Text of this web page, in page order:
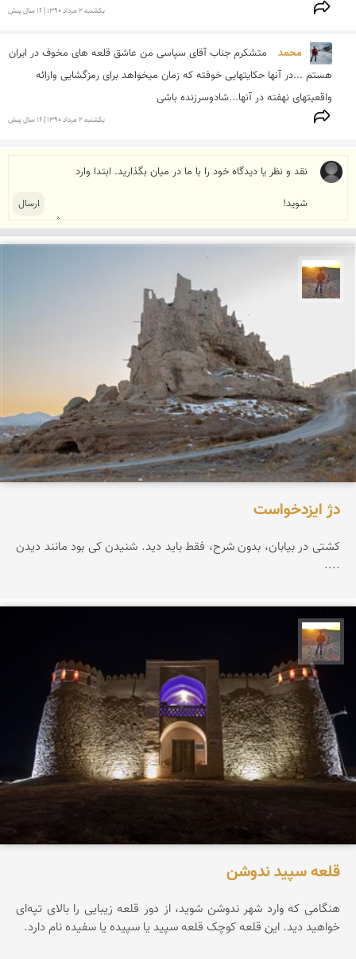
يكشنبه 2 مرداد 1390 | 16 سال پیش
محمد
واقعیتهای نهفته در آنها...شادوسرزنده باشی
يكشنبه 2 مرداد 1390 | 16 سال پیش
دژ ایزدخواست
کشتی در بیابان، بدون شرح، فقط باید دید. شنیدن کی بود مانند دیدن
....
قلعه سپید ندوشن
هنگامی که وارد شهر ندوشن شوید، از دور قلعه زیبایی را بالای تپه‌ای
خواهید دید. این قلعه کوچک قلعه سپید یا سپیده یا سفیده نام دارد.